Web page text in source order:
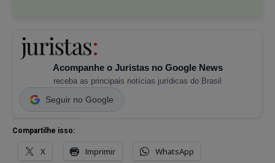
Acompanhe o Juristas no Google News
receba as principais notícias jurídicas do Brasil
Seguir no Google
Compartilhe isso:
X Imprimir WhatsApp